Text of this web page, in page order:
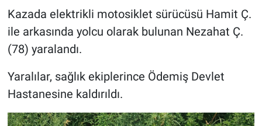
Kazada elektrikli motosiklet sürücüsü Hamit Ç.
ile arkasında yolcu olarak bulunan Nezahat Ç.
(78) yaralandı.
Yaralılar, sağlık ekiplerince Ödemiş Devlet
Hastanesine kaldırıldı.